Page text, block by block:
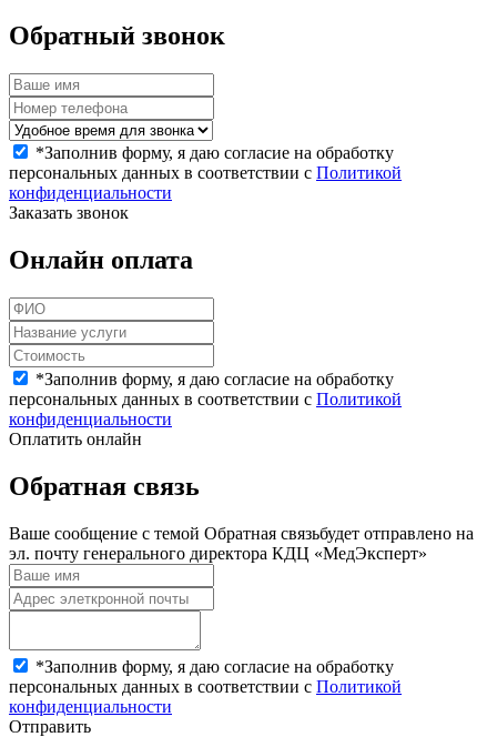
Обратный звонок
*Заполнив форму, я даю согласие на обработку
персональных данных в соответствии с Политикой
конфиденциальности
Заказать звонок
Онлайн оплата
*Заполнив форму, я даю согласие на обработку
персональных данных в соответствии с Политикой
конфиденциальности
Оплатить онлайн
Обратная связь
Ваше сообщение с темой Обратная связьбудет отправлено на
эл. почту генерального директора КДЦ «МедЭксперт»
*Заполнив форму, я даю согласие на обработку
персональных данных в соответствии с Политикой
конфиденциальности
Отправить